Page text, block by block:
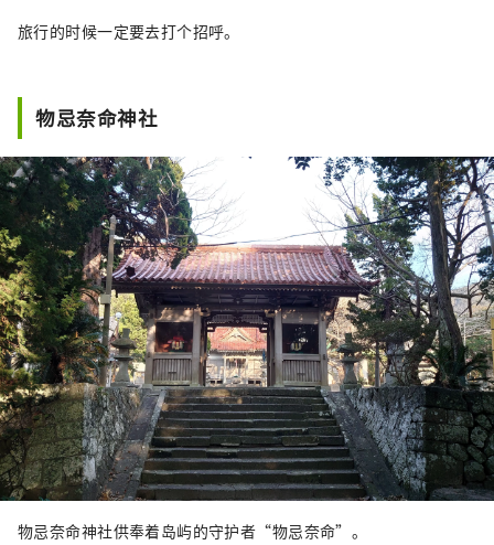
旅行的时候一定要去打个招呼。
物忌奈命神社
物忌奈命神社供奉着岛屿的守护者“物忌奈命”。